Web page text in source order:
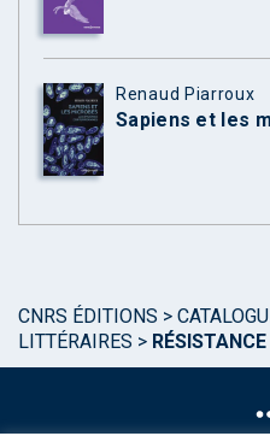
Renaud Piarroux
Sapiens et les
CNRS ÉDITIONS >
LITTÉRAIRES >